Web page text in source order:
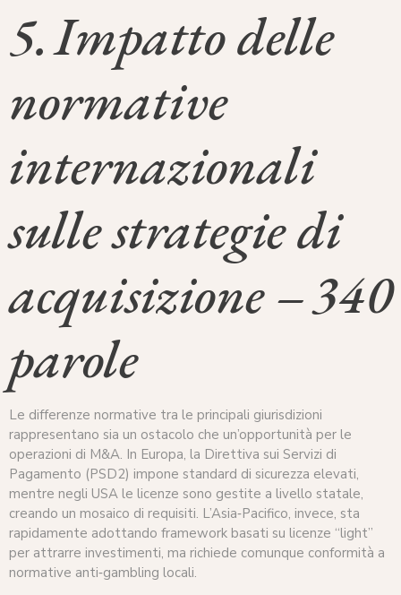
5. Impatto delle
normative
internazionali
sulle strategie di
acquisizione – 340
parole
Le differenze normative tra le principali giurisdizioni
rappresentano sia un ostacolo che un’opportunità per le
operazioni di M&A. In Europa, la Direttiva sui Servizi di
Pagamento (PSD2) impone standard di sicurezza elevati,
mentre negli USA le licenze sono gestite a livello statale,
creando un mosaico di requisiti. L’Asia‑Pacifico, invece, sta
rapidamente adottando framework basati su licenze “light”
per attrarre investimenti, ma richiede comunque conformità a
normative anti‑gambling locali.